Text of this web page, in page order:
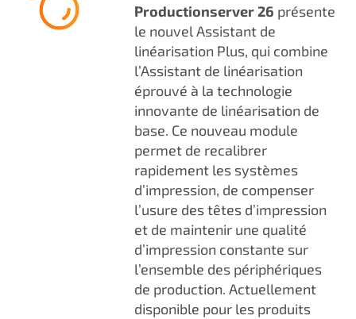
Productionserver 26 présente
le nouvel Assistant de
linéarisation Plus, qui combine
l’Assistant de linéarisation
éprouvé à la technologie
innovante de linéarisation de
base. Ce nouveau module
permet de recalibrer
rapidement les systèmes
d’impression, de compenser
l’usure des têtes d’impression
et de maintenir une qualité
d’impression constante sur
l’ensemble des périphériques
de production. Actuellement
disponible pour les produits